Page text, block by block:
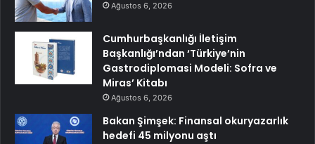
Ağustos 6, 2026
Cumhurbaşkanlığı İletişim
Başkanlığı’ndan ‘Türkiye’nin
Gastrodiplomasi Modeli: Sofra ve
Miras’ Kitabı
Ağustos 6, 2026
Bakan Şimşek: Finansal okuryazarlık
hedefi 45 milyonu aştı